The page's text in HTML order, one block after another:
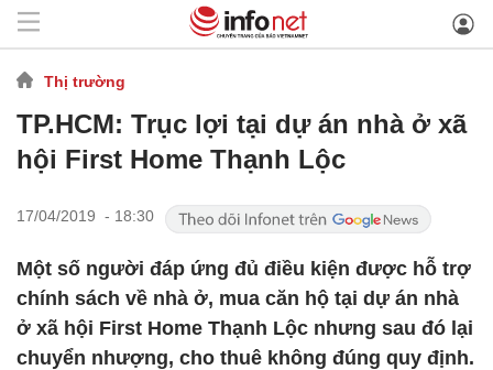
Thị trường
TP.HCM: Trục lợi tại dự án nhà ở xã
hội First Home Thạnh Lộc
17/04/2019 - 18:30
Một số người đáp ứng đủ điều kiện được hỗ trợ
chính sách về nhà ở, mua căn hộ tại dự án nhà
ở xã hội First Home Thạnh Lộc nhưng sau đó lại
chuyển nhượng, cho thuê không đúng quy định.